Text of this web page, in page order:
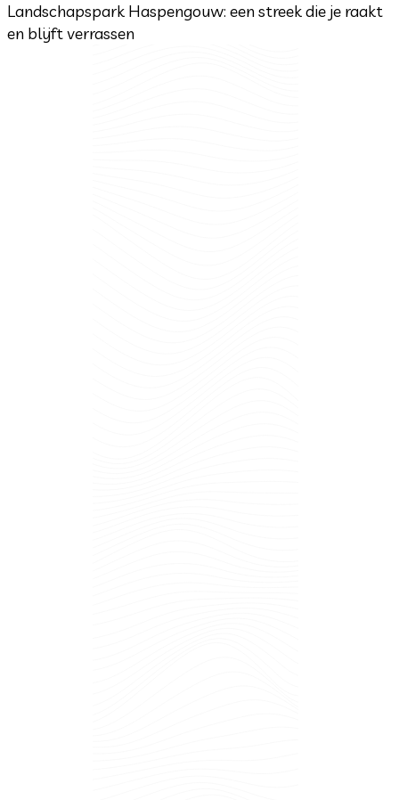
Landschapspark Haspengouw: een streek die je raakt
en blijft verrassen